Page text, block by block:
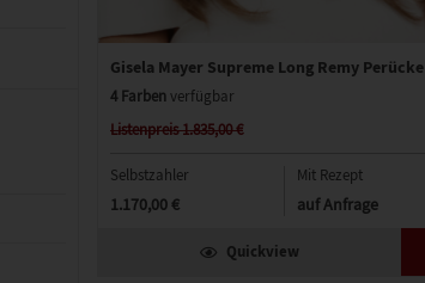
Gisela Mayer Supreme Long Remy Perücke
4 Farbenverfügbar
Listenpreis 1.835,00 €
Selbstzahler
1.170,00 €
Mit Rezept
auf Anfrage
Quickview